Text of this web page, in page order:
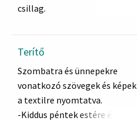
csillag.
Terítő
Szombatra és ünnepekre
vonatkozó szövegek és képek
a textilre nyomtatva.
-Kiddus péntek estére és